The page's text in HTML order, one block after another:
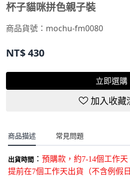
杯子貓咪拼色親子裝
商品貨號： mochu-fm0080
NT$430
立即選購
加入收藏
商品描述 常見問題
出貨時間 ： 預購款，約7-14個工作
提前在7個工作天出貨（不含例假日